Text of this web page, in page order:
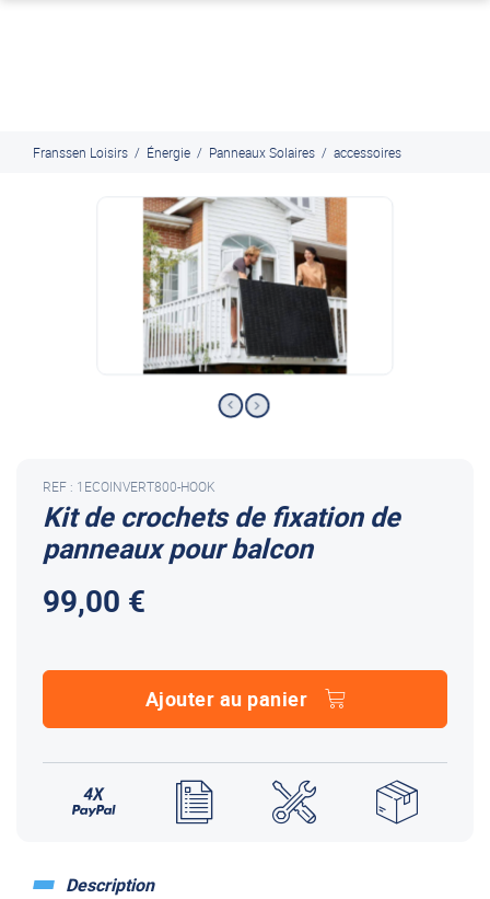
Franssen Loisirs / Énergie / Panneaux Solaires / accessoires
Kit de crochets de fixation de
panneaux pour balcon
REF : 1ECOINVERT800-HOOK
99,00 €
Ajouter au panier
Description